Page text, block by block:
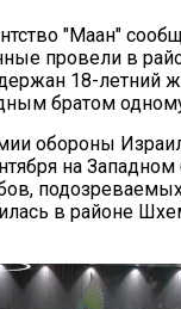
"Маан"
провели в
18-летний
братом
обороны
на
в районе